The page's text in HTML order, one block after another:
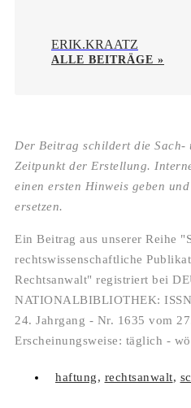
ERIK.KRAATZ
ALLE BEITRÄGE »
Der Beitrag schildert die Sach-
Zeitpunkt der Erstellung.
einen ersten Hinweis geben
ersetzen.
Ein Beitrag aus unserer Reihe
rechtswissenschaftliche
Rechtsanwalt" registriert bei
NATIONALBIBLIOTHEK:
24. Jahrgang - Nr. 1635 vom
Erscheinungsweise: täglich -
haftung, rechtsanwalt,